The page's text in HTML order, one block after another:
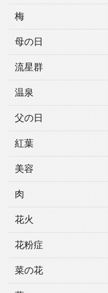
梅
母の日
流星群
温泉
父の日
紅葉
美容
肉
花火
花粉症
菜の花